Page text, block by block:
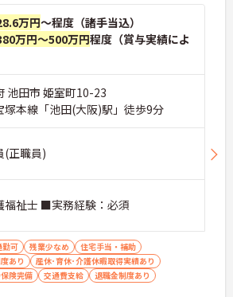
ジ神制度」があり、認定され
万円（最大4万円）の手当が加
験料や対策講座、更新費用ま
、次のステップアップを自己
身体的・精神的な負担を軽
ンサーを活用したデータに基
巡視や申し送りなどの業務負
ます。
ゆとりを持ってご入居者様と
、圧倒的な福利厚生が整って
間3万円までの医療費補助
割引など、生活全体を支え
万円～程度（諸手当込）
万円～500万円程度（賞与実績によ
池田市 姫室町10-23
塚本線「池田(大阪)駅」徒歩9分
(正職員)
祉士 ■実務経験：必須
勤可 残業少なめ
住宅手当・補助
あり
産休･育休･介護休暇取得実績あり
険完備 交通費支給 退職金制度あり